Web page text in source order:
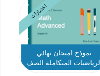
اختبارات
نموذج امتحان نهائي
الرياضيات المتكاملة الصف